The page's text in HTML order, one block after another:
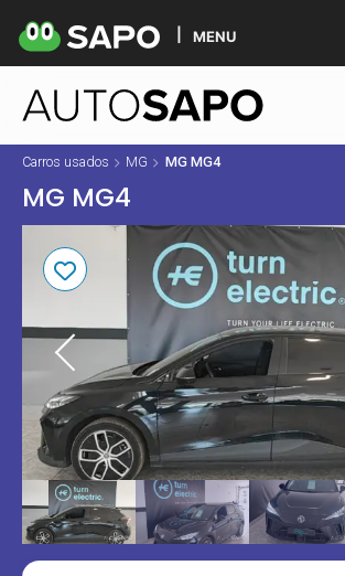
MENU
Carros usados MG MG MG4
MG MG4